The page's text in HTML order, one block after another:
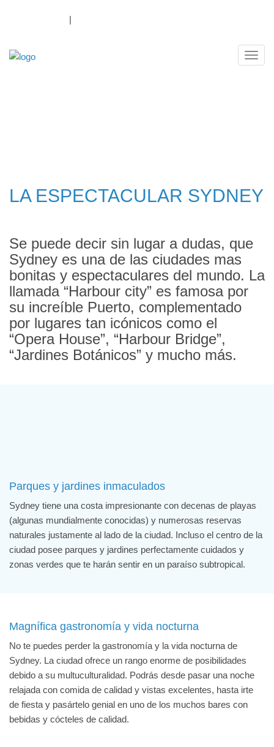
|
LA ESPECTACULAR SYDNEY
Se puede decir sin lugar a dudas, que
Sydney es una de las ciudades mas
bonitas y espectaculares del mundo. La
llamada “Harbour city” es famosa por
su increíble Puerto, complementado
por lugares tan icónicos como el
“Opera House”, “Harbour Bridge”,
“Jardines Botánicos” y mucho más.
Parques y jardines inmaculados
Sydney tiene una costa impresionante con decenas de playas
(algunas mundialmente conocidas) y numerosas reservas
naturales justamente al lado de la ciudad. Incluso el centro de la
ciudad posee parques y jardines perfectamente cuidados y
zonas verdes que te harán sentir en un paraíso subtropical.
Magnífica gastronomía y vida nocturna
No te puedes perder la gastronomía y la vida nocturna de
Sydney. La ciudad ofrece un rango enorme de posibilidades
debido a su multuculturalidad. Podrás desde pasar una noche
relajada con comida de calidad y vistas excelentes, hasta irte
de fiesta y pasártelo genial en uno de los muchos bares con
bebidas y cócteles de calidad.